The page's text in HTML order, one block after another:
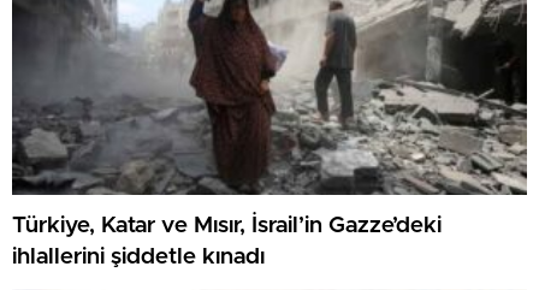
Türkiye, Katar ve Mısır, İsrail’in Gazze’deki
ihlallerini şiddetle kınadı